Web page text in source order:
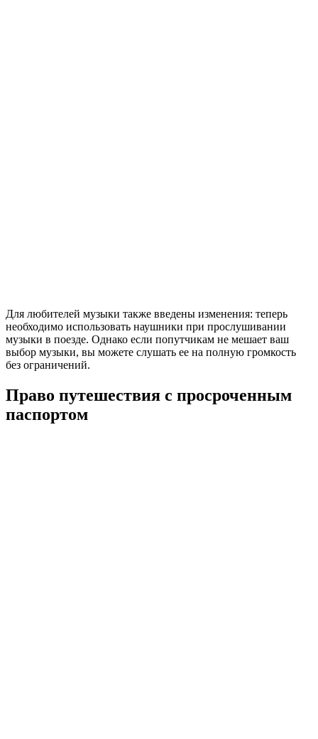
Для любителей музыки также введены изменения: теперь
необходимо использовать наушники при прослушивании
музыки в поезде. Однако если попутчикам не мешает ваш
выбор музыки, вы можете слушать ее на полную громкость
без ограничений.
Право путешествия с просроченным
паспортом